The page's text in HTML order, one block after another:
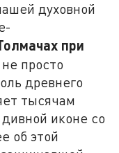
духовной
при
просто
древнего
тысячам
иконе со
об этой